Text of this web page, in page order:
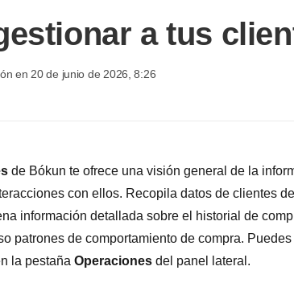
a tus
en 20 de junio de 2026, 8:26
de Bókun te ofrece una visión general de la
con ellos. Recopila datos de clientes
información detallada sobre el historial de
patrones de comportamiento de compra.
la pestaña Operaciones del panel lateral.